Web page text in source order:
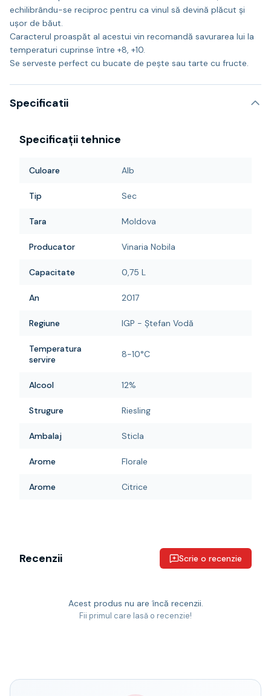
echilibrându-se reciproc pentru ca vinul să devină plăcut și
ușor de băut.
Caracterul proaspăt al acestui vin recomandă savurarea lui la
temperaturi cuprinse între +8, +10.
Se serveste perfect cu bucate de pește sau tarte cu fructe.
Specificatii
Specificații tehnice
Culoare Alb
Tip Sec
Tara Moldova
Producator Vinaria Nobila
Capacitate 0,75 L
An 2017
Regiune IGP - Ștefan Vodă
Temperatura
servire
8-10°C
Alcool 12%
Strugure Riesling
Ambalaj Sticla
Arome Florale
Arome Citrice
Recenzii Scrie o recenzie
Acest produs nu are încă recenzii.
Fii primul care lasă o recenzie!